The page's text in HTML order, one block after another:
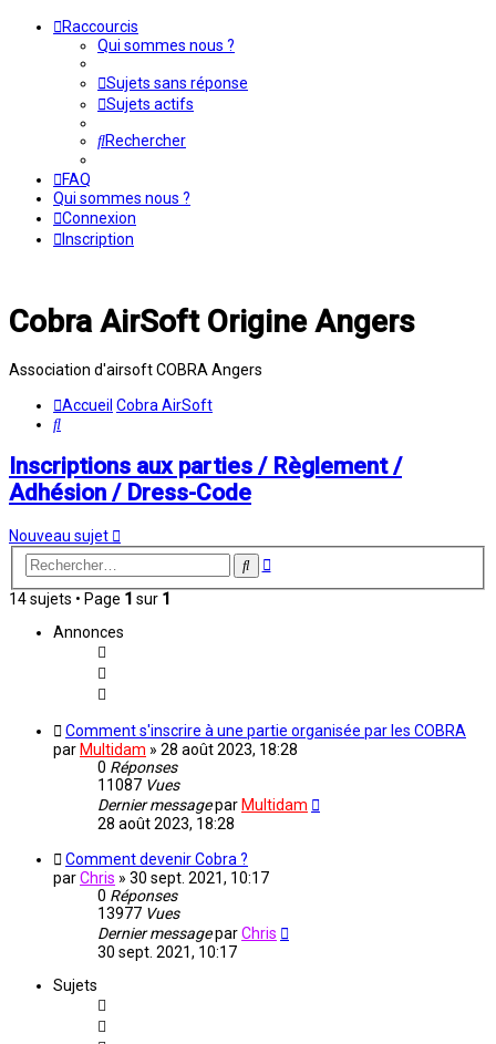
Raccourcis
Qui sommes nous ?
Sujets sans réponse
Sujets actifs
Rechercher
FAQ
Qui sommes nous ?
Connexion
Inscription
Cobra AirSoft Origine Angers
Association d'airsoft COBRA Angers
Accueil Cobra AirSoft
Rechercher
Inscriptions aux parties / Règlement /
Adhésion / Dress-Code
Nouveau sujet
Rechercher
Recherche
14 sujets • Page 1 sur 1
Annonces
Comment s'inscrire à une partie organisée par les COBRA
par Multidam » 28 août 2023, 18:28
0 Réponses
11087 Vues
Dernier messagepar Multidam
28 août 2023, 18:28
Comment devenir Cobra ?
parChris » 30 sept. 2021, 10:17
0 Réponses
13977 Vues
Dernier messageparChris
30 sept. 2021, 10:17
Sujets